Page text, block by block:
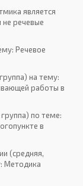
является
речевые
Речевое
на тему:
работы в
по теме:
в
(средняя,
Методика